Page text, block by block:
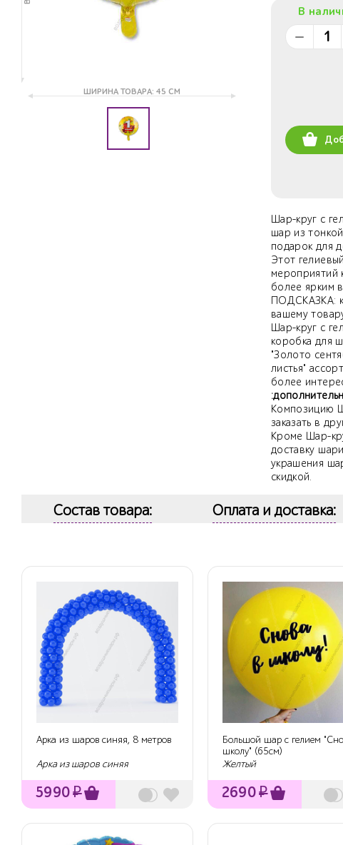
ШИРИНА ТОВАРА: 45 СМ
В
Шар-круг с
шар из
подарок для
Этот
мероприятий
более ярким
ПОДСКАЗКА:
вашему
Шар-круг с
коробка для
"Золото
листья"
более
Композицию
заказать в
Кроме Шар-
доставку
украшения
скидкой.
Состав товара: Оплата и доставка:
Арка из шаров синяя, 8 метров
Арка из шаров синяя
5990₽
Большой шар с гелием
школу" (65см)
Желтый
2690₽